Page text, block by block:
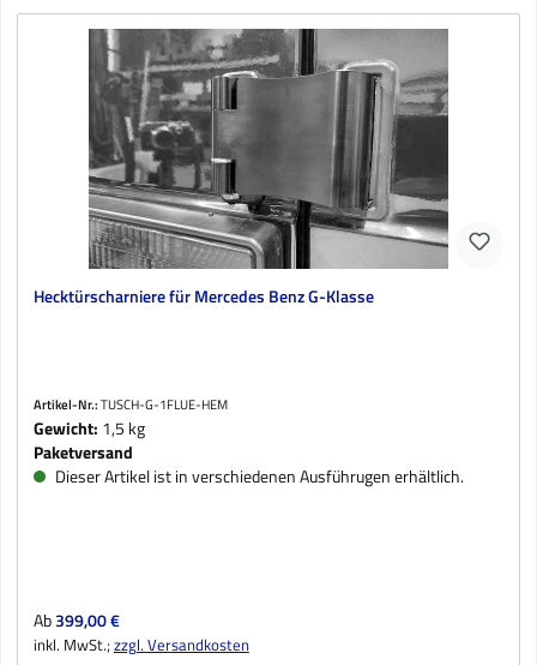
Hecktürscharniere für Mercedes Benz G-Klasse
Artikel-Nr.:TUSCH-G-1FLUE-HEM
Gewicht: 1,5 kg
Paketversand
Dieser Artikel ist in verschiedenen Ausführugen erhältlich.
Regulärer Preis:
Ab399,00 €
inkl. MwSt.;zzgl. Versandkosten